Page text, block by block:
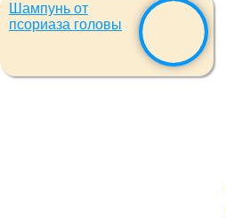
Шампунь от
псориаза головы